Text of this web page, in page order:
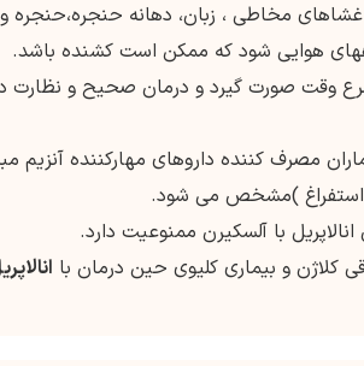
مخاطی ، زبان، دهانه حنجره،حنجره
هوایی شود که ممکن است کشنده باشد.
وقت صورت گیرد و درمان صحیح و نظارت
مصرف کننده داروهای مهارکننده آنزیم
)مشخص می شود.